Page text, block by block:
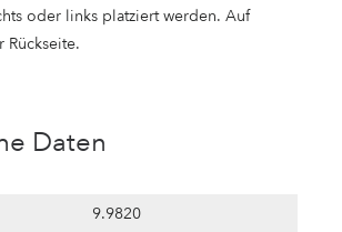
oder links platziert werden. Auf
Rückseite.
Daten
9.9820